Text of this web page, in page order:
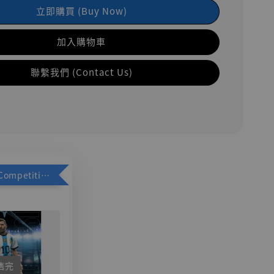
立即購買 (Buy Now)
加入購物車
聯繫我們 (Contact Us)
加購優惠【Competitive Toys 梅西 [CM001]】
完